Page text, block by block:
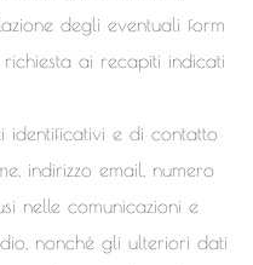
degli eventuali form
ai recapiti indicati
e di contatto
indirizzo email, numero
nelle comunicazioni e
nonché gli ulteriori dati